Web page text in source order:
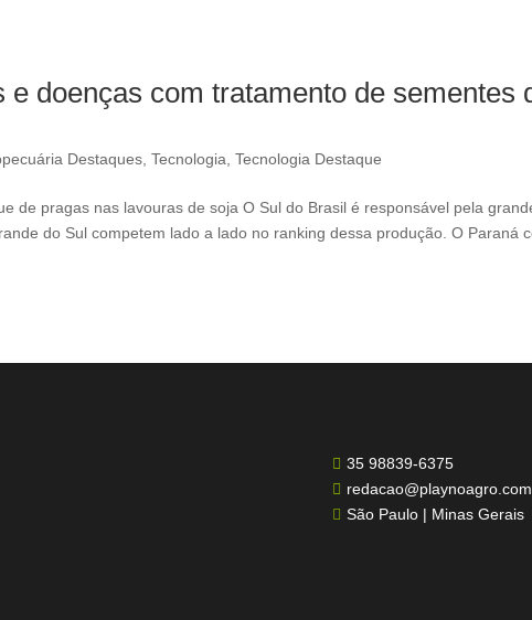
e doenças com tratamento de sementes
Destaques,Tecnologia,Tecnologia Destaque
de pragas nas lavouras de soja O Sul do Brasil é responsável pela
do Sul competem lado a lado no ranking dessa produção. O Paraná
 35 98839-6375

 São Paulo | Minas Gerais